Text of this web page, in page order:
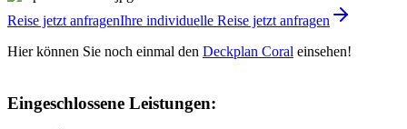
Reise jetzt anfragenIhre individuelle Reise jetzt anfragen
Hier können Sie noch einmal den Deckplan Coral einsehen!
Eingeschlossene Leistungen: